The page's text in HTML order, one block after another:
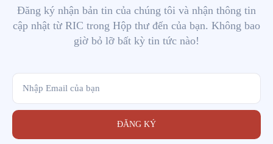
Đăng ký nhận bản tin của chúng tôi và nhận thông tin
cập nhật từ RIC trong Hộp thư đến của bạn. Không bao
giờ bỏ lỡ bất kỳ tin tức nào!
ĐĂNG KÝ